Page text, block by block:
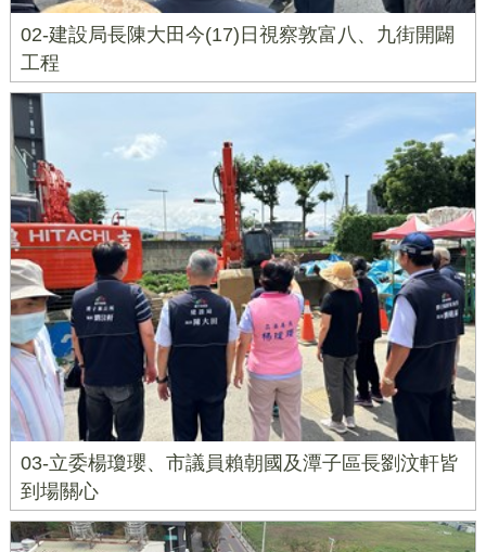
02-建設局長陳大田今(17)日視察敦富八、九街開闢
工程
03-立委楊瓊瓔、市議員賴朝國及潭子區長劉汶軒皆
到場關心